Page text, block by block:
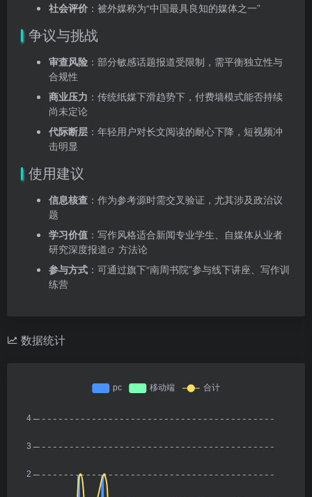
社会评价 ：被外媒称为“中国最具良知的媒体之一”
争议与挑战
审查风险 ：部分敏感话题报道受限制，需平衡独立性与
合规性
商业压力 ：传统纸媒下滑趋势下，付费墙模式能否持续
尚未定论
代际断层 ：年轻用户对长文阅读的耐心下降，短视频冲
击明显
使用建议
信息核查 ：作为参考源时需交叉验证，尤其涉及政治议
题
学习价值 ：写作风格适合新闻专业学生、自媒体从业者
研究深度报道
方法论
参与方式 ：可通过旗下“南周书院”参与线下讲座、写作训
练营
数据统计